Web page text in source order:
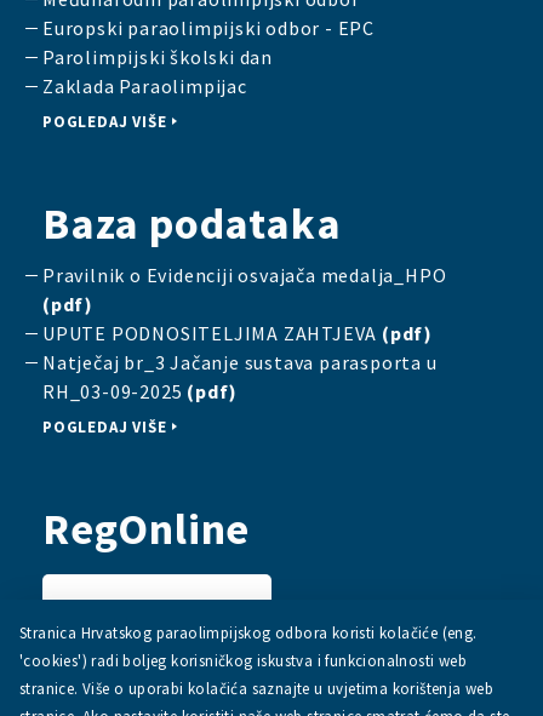
Europski paraolimpijski odbor - EPC
Parolimpijski školski dan
Zaklada Paraolimpijac
POGLEDAJ VIŠE
Baza podataka
Pravilnik o Evidenciji osvajača medalja_HPO
(pdf)
UPUTE PODNOSITELJIMA ZAHTJEVA (pdf)
Natječaj br_3 Jačanje sustava parasporta u
RH_03-09-2025 (pdf)
POGLEDAJ VIŠE
RegOnline
PRIJAVI SE
Stranica Hrvatskog paraolimpijskog odbora koristi kolačiće (eng.
'cookies') radi boljeg korisničkog iskustva i funkcionalnosti web
stranice. Više o uporabi kolačića saznajte u uvjetima korištenja web